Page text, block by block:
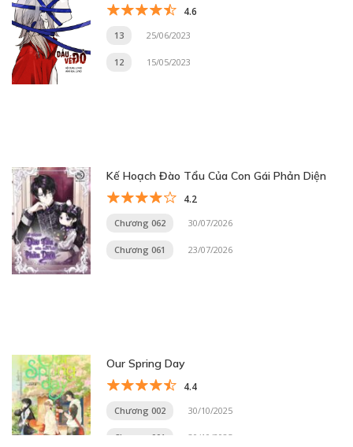
4.6
13 25/06/2023
12 15/05/2023
Kế Hoạch Đào Tẩu Của Con Gái Phản Diện
4.2
Chương 062 30/07/2026
Chương 061 23/07/2026
Our Spring Day
4.4
Chương 002 30/10/2025
Chương 001 30/10/2025